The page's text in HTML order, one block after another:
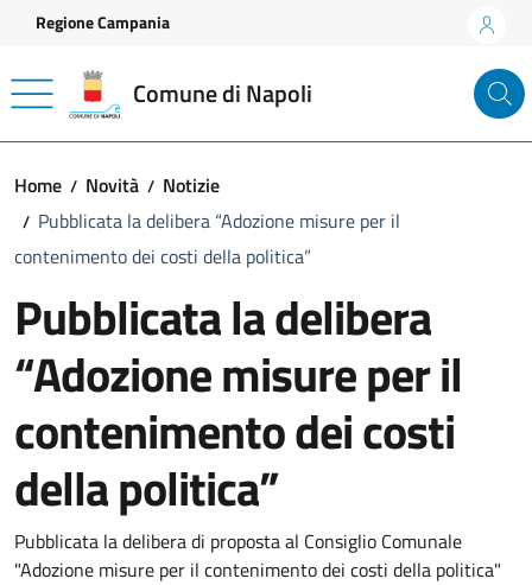
Vai ai contenuti
Vai al footer
Regione Campania
Comune di Napoli
Home Novità
Notizie
Pubblicata la delibera “Adozione misure per il
contenimento dei costi della politica”
Pubblicata la delibera
“Adozione misure per il
contenimento dei costi
della politica”
Dettagli della notizia
Pubblicata la delibera di proposta al Consiglio Comunale
"Adozione misure per il contenimento dei costi della politica"